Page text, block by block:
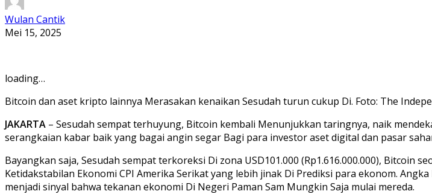
Wulan Cantik
Mei 15, 2025
loading…
Bitcoin dan aset kripto lainnya Merasakan kenaikan Sesudah turun cukup Di. Foto: The
JAKARTA – Sesudah sempat terhuyung, Bitcoin kembali Menunjukkan taringnya, naik
serangkaian kabar baik yang bagai angin segar Bagi para investor aset digital dan pasar
Bayangkan saja, Sesudah sempat terkoreksi Di zona USD101.000 (Rp1.616.000.000),
Ketidakstabilan Ekonomi CPI Amerika Serikat yang lebih jinak Di Prediksi para ekonom.
menjadi sinyal bahwa tekanan ekonomi Di Negeri Paman Sam Mungkin Saja mulai mereda.